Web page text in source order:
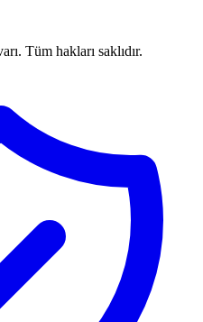
Tüm hakları saklıdır.